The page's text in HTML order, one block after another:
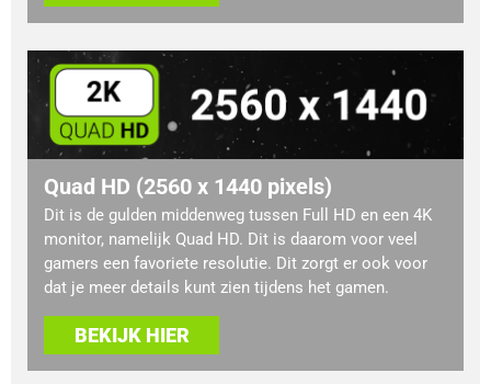
Quad HD (2560 x 1440 pixels)
Dit is de gulden middenweg tussen Full HD en een 4K
monitor, namelijk Quad HD. Dit is daarom voor veel
gamers een favoriete resolutie. Dit zorgt er ook voor
dat je meer details kunt zien tijdens het gamen.
BEKIJK HIER